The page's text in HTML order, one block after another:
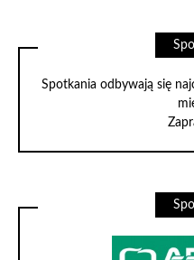
Spotkania odbywają się